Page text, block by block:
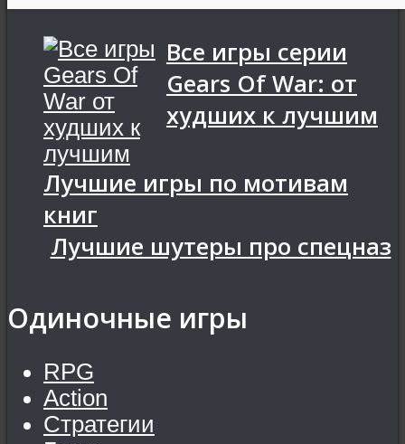
Все игры серии
Gears Of War: от
худших к лучшим
Лучшие игры по мотивам
книг
Лучшие шутеры про спецназ
Одиночные игры
RPG
Action
Стратегии